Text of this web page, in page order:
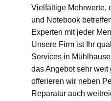
Vielfältige Mehrwerte,
und Notebook
Experten mit jeder
Unsere Firm ist Ihr
Services in
das Angebot sehr weit
offerieren wir neben
Reparatur auch